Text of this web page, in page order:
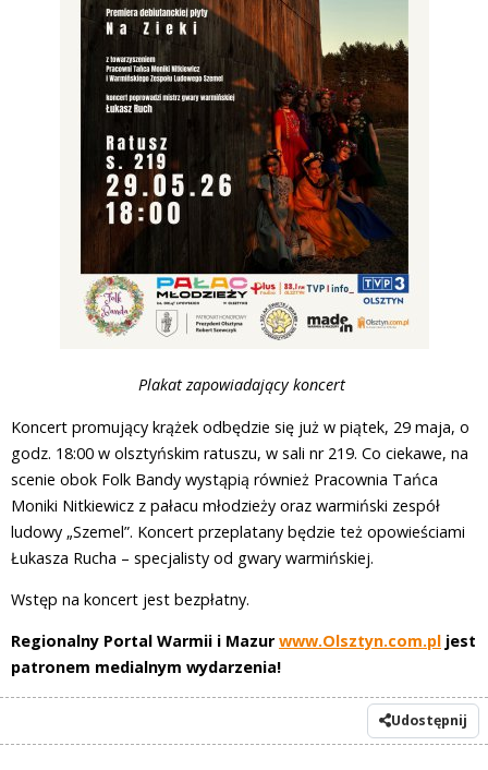
Plakat zapowiadający koncert
Koncert promujący krążek odbędzie się już w piątek, 29 maja, o
godz. 18:00 w olsztyńskim ratuszu, w sali nr 219. Co ciekawe, na
scenie obok Folk Bandy wystąpią również Pracownia Tańca
Moniki Nitkiewicz z pałacu młodzieży oraz warmiński zespół
ludowy „Szemel”. Koncert przeplatany będzie też opowieściami
Łukasza Rucha – specjalisty od gwary warmińskiej.
Wstęp na koncert jest bezpłatny.
Regionalny Portal Warmii i Mazurwww.Olsztyn.com.pl jest
patronem medialnym wydarzenia!
Udostępnij